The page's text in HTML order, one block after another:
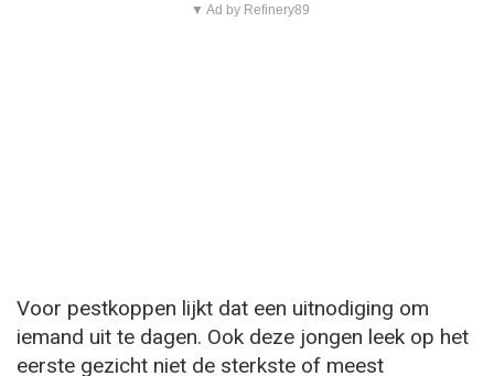
▼ Ad by Refinery89
Voor pestkoppen lijkt dat een uitnodiging om
iemand uit te dagen. Ook deze jongen leek op het
eerste gezicht niet de sterkste of meest